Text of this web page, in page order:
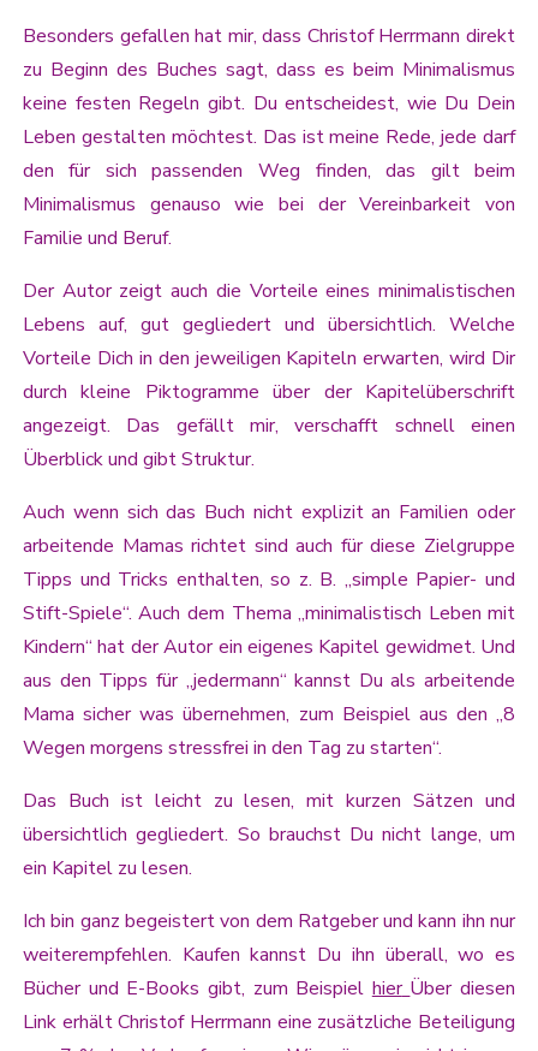
Besonders gefallen hat mir, dass Christof Herrmann direkt
zu Beginn des Buches sagt, dass es beim Minimalismus
keine festen Regeln gibt. Du entscheidest, wie Du Dein
Leben gestalten möchtest. Das ist meine Rede, jede darf
den für sich passenden Weg finden, das gilt beim
Minimalismus genauso wie bei der Vereinbarkeit von
Familie und Beruf.
Der Autor zeigt auch die Vorteile eines minimalistischen
Lebens auf, gut gegliedert und übersichtlich. Welche
Vorteile Dich in den jeweiligen Kapiteln erwarten, wird Dir
durch kleine Piktogramme über der Kapitelüberschrift
angezeigt. Das gefällt mir, verschafft schnell einen
Überblick und gibt Struktur.
Auch wenn sich das Buch nicht explizit an Familien oder
arbeitende Mamas richtet sind auch für diese Zielgruppe
Tipps und Tricks enthalten, so z. B. „simple Papier- und
Stift-Spiele“. Auch dem Thema „minimalistisch Leben mit
Kindern“ hat der Autor ein eigenes Kapitel gewidmet. Und
aus den Tipps für „jedermann“ kannst Du als arbeitende
Mama sicher was übernehmen, zum Beispiel aus den „8
Wegen morgens stressfrei in den Tag zu starten“.
Das Buch ist leicht zu lesen, mit kurzen Sätzen und
übersichtlich gegliedert. So brauchst Du nicht lange, um
ein Kapitel zu lesen.
Ich bin ganz begeistert von dem Ratgeber und kann ihn nur
weiterempfehlen. Kaufen kannst Du ihn überall, wo es
Bücher und E-Books gibt, zum Beispiel hier Über diesen
Link erhält Christof Herrmann eine zusätzliche Beteiligung